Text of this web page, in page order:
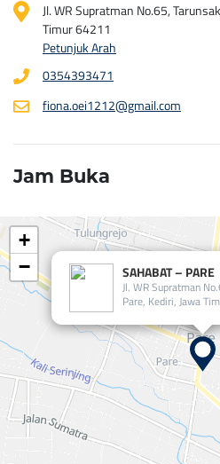
Jl. WR Supratman No.65,
Timur 64211
Petunjuk Arah
0354393471
fiona.oei1212@gmail.com
Jam Buka
SAHABAT – PARE
Jl. WR Supratman
Pare, Kediri, Jawa
+
−